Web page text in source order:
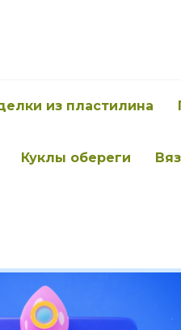
из пластилина
Куклы обереги